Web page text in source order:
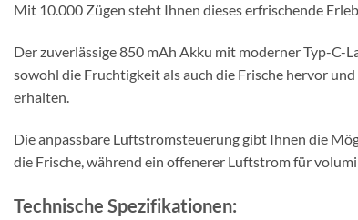
Mit 10.000 Zügen steht Ihnen dieses erfrischende
Der zuverlässige 850 mAh Akku mit moderner Typ-
sowohl die Fruchtigkeit als auch die Frische hervor
erhalten.
Die anpassbare Luftstromsteuerung gibt Ihnen die
die Frische, während ein offenerer Luftstrom für
Technische Spezifikationen: